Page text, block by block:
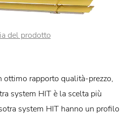
del prodotto
ottimo rapporto qualità-prezzo,
system HIT è la scelta più
system HIT hanno un profilo